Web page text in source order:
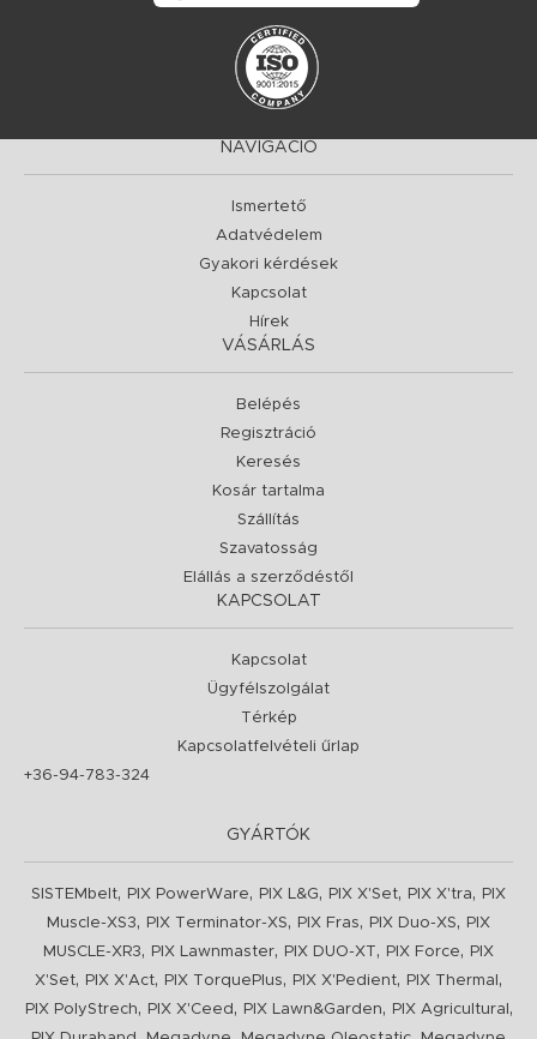
NAVIGÁCIÓ
Ismertető
Adatvédelem
Gyakori kérdések
Kapcsolat
Hírek
VÁSÁRLÁS
Belépés
Regisztráció
Keresés
Kosár tartalma
Szállítás
Szavatosság
Elállás a szerződéstől
KAPCSOLAT
Kapcsolat
Ügyfélszolgálat
Térkép
Kapcsolatfelvételi űrlap
+36-94-783-324
GYÁRTÓK
SISTEMbelt, PIX PowerWare, PIX L&G, PIX X'Set, PIX X'tra,
PIX
Muscle-XS3, PIX Terminator-XS, PIX Fras, PIX Duo-XS,
PIX
MUSCLE-XR3, PIX Lawnmaster, PIX DUO-XT , PIX Force,
PIX
X'Set, PIX X'Act, PIX TorquePlus, PIX X'Pedient, PIX Thermal ,
PIX PolyStrech, PIX X'Ceed , PIX Lawn&Garden, PIX Agricultural ,